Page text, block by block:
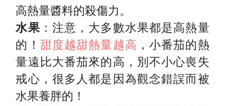
高熱量醬料的殺傷力。
水果：注意，大多數水果都是高熱量
的！ 甜度越甜熱量越高 ，小番茄的熱
量遠比大番茄來的高，別不小心喪失
戒心，很多人都是因為觀念錯誤而被
水果養胖的！